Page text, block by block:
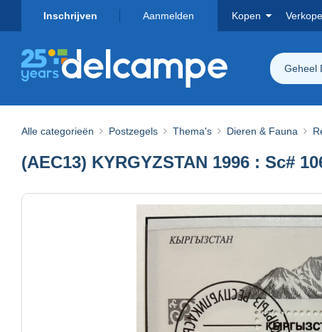
Inschrijven Aanmelden Kopen
Geheel
Alle categorieën Postzegels Thema's Dieren & Fauna
(AEC13) KYRGYZSTAN 1996 : Sc#